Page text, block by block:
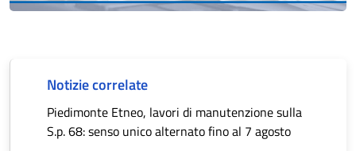
Notizie correlate
Piedimonte Etneo, lavori di manutenzione sulla
S.p. 68: senso unico alternato fino al 7 agosto